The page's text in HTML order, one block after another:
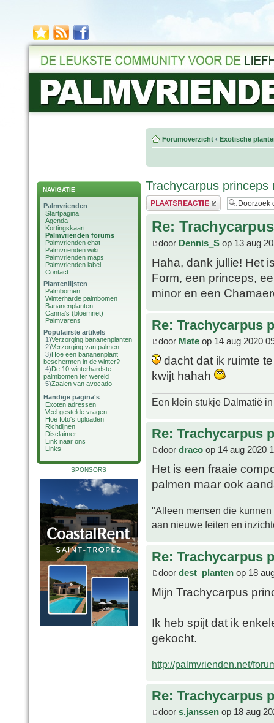
NAVIGATIE
Palmvrienden
Startpagina
Agenda
Kortingskaart
Palmvrienden forums
Palmvrienden chat
Palmvrienden wiki
Palmvrienden maps
Palmvrienden label
Contact
Plantenlijsten
Palmbomen
Winterharde palmbomen
Bananenplanten
Canna's (bloemriet)
Palmvarens
Populairste artikels
1)Verzorging bananenplanten
2)Verzorging van palmen
3)Hoe een bananenplant
beschermen in de winter?
4)De 10 winterhardste
palmbomen ter wereld
5)Zaaien van avocado
Handige pagina's
Exoten adressen
Veel gestelde vragen
Hoe foto's uploaden
Richtlijnen
Disclaimer
Link naar ons
Links
SPONSORS
Forumoverzicht ‹ Exotische
Trachycarpus
Plaats een reactie
Re:
door Dennis_S op 13 aug
Haha, dank jullie! Het
Form, een princeps,
minor en een
Re: Trachycarpus
door Mate op 14 aug 2020
dacht dat ik ruimte
kwijt hahah
Een klein stukje Dalmatië
Re: Trachycarpus
door draco op 14 aug 2020
Het is een fraaie
palmen maar ook
"Alleen mensen die
aan nieuwe feiten en
Re: Trachycarpus
door dest_planten op 18
Mijn Trachycarpus
Ik heb spijt dat ik
gekocht.
http://palmvrienden.net/
Re: Trachycarpus
door s.janssen op 18 aug